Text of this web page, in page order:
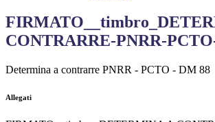
CONTRARRE-PNRR-
Determina a contrarre PNRR - PCTO - DM 88
Allegati